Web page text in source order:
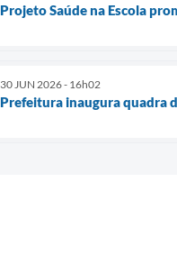
Projeto Saúde na Escola
30 JUN 2026 - 16h02
Prefeitura inaugura quadra